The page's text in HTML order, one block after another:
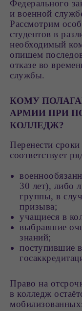
Федерального
и военной
Рассмотрим
студентов в
необходимый
опишем
отказе во
службы.
КОМУ
АРМИИ ПРИ
КОЛЛЕДЖ?
Перенести
соответствует
30 лет), либо
группы, в
призыва;
учащиеся в
выбравшие
знаний;
поступившие
Право на
в колледж